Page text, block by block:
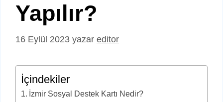
Yapılır?
16 Eylül 2023 yazar editor
İçindekiler
İzmir Sosyal Destek Kartı Nedir?